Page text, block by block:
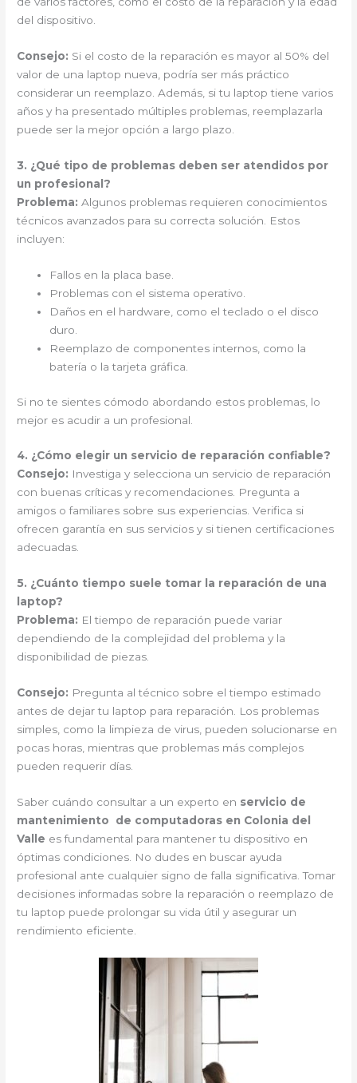
del dispositivo.
Consejo: Si el costo de la reparación es mayor al 50% del
valor de una laptop nueva, podría ser más práctico
considerar un reemplazo. Además, si tu laptop tiene varios
años y ha presentado múltiples problemas, reemplazarla
puede ser la mejor opción a largo plazo.
3. ¿Qué tipo de problemas deben ser atendidos por
un profesional?
Problema: Algunos problemas requieren conocimientos
técnicos avanzados para su correcta solución. Estos
incluyen:
Fallos en la placa base.
Problemas con el sistema operativo.
Daños en el hardware, como el teclado o el disco
duro.
Reemplazo de componentes internos, como la
batería o la tarjeta gráfica.
Si no te sientes cómodo abordando estos problemas, lo
mejor es acudir a un profesional.
4. ¿Cómo elegir un servicio de reparación confiable?
Consejo: Investiga y selecciona un servicio de reparación
con buenas críticas y recomendaciones. Pregunta a
amigos o familiares sobre sus experiencias. Verifica si
ofrecen garantía en sus servicios y si tienen certificaciones
adecuadas.
5. ¿Cuánto tiempo suele tomar la reparación de una
laptop?
Problema: El tiempo de reparación puede variar
dependiendo de la complejidad del problema y la
disponibilidad de piezas.
Consejo: Pregunta al técnico sobre el tiempo estimado
antes de dejar tu laptop para reparación. Los problemas
simples, como la limpieza de virus, pueden solucionarse en
pocas horas, mientras que problemas más complejos
pueden requerir días.
Saber cuándo consultar a un experto en servicio de
mantenimiento de computadoras en Colonia del
Valle es fundamental para mantener tu dispositivo en
óptimas condiciones. No dudes en buscar ayuda
profesional ante cualquier signo de falla significativa. Tomar
decisiones informadas sobre la reparación o reemplazo de
tu laptop puede prolongar su vida útil y asegurar un
rendimiento eficiente.